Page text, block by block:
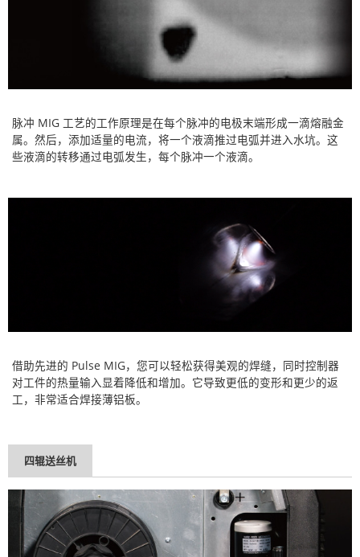
脉冲 MIG 工艺的工作原理是在每个脉冲的电极末端形成一滴熔融金
属。然后，添加适量的电流，将一个液滴推过电弧并进入水坑。这
些液滴的转移通过电弧发生，每个脉冲一个液滴。
借助先进的 Pulse MIG，您可以轻松获得美观的焊缝，同时控制器
对工件的热量输入显着降低和增加。它导致更低的变形和更少的返
工，非常适合焊接薄铝板。
四辊送丝机